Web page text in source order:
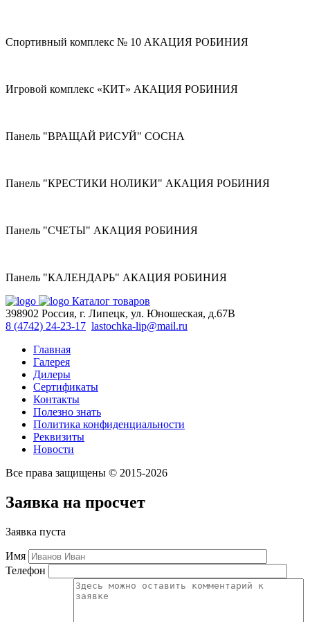
Спортивный комплекс № 10 АКАЦИЯ РОБИНИЯ
Игровой комплекс «КИТ» АКАЦИЯ РОБИНИЯ
Панель "ВРАЩАЙ РИСУЙ" СОСНА
Панель "КРЕСТИКИ НОЛИКИ" АКАЦИЯ РОБИНИЯ
Панель "СЧЕТЫ" АКАЦИЯ РОБИНИЯ
Панель "КАЛЕНДАРЬ" АКАЦИЯ РОБИНИЯ
Каталог товаров
398902 Россия, г. Липецк, ул. Юношеская, д.67В
8 (4742) 24-23-17 lastochka-lip@mail.ru
Главная
Галерея
Дилеры
Сертификаты
Контакты
Полезно знать
Политика конфиденциальности
Реквизиты
Новости
Все права защищены © 2015-2026
Заявка на просчет
Заявка пуста
Имя
Телефон